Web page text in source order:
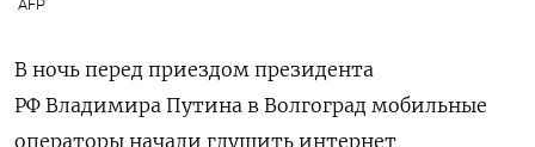
AFP
В ночь перед приездом президента
РФ Владимира Путина в Волгоград мобильные
операторы начали глушить интернет